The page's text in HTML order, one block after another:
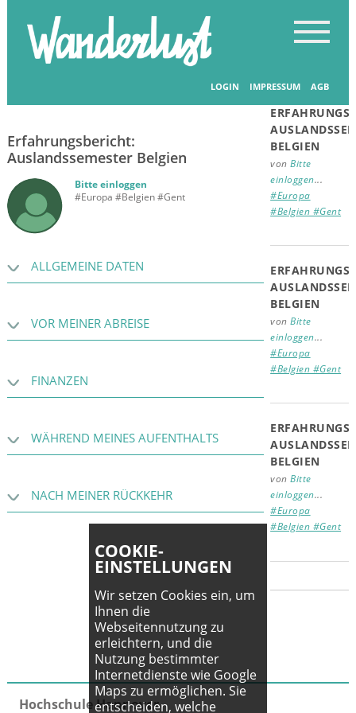
LOGIN IMPRESSUM AGB
Startseite - Erfahrungsberichte Erfahrungsberichte
Erfahrungsbericht:
Auslandssemester Belgien
Bitte einloggen
#Europa #Belgien #Gent
ALLGEMEINE DATEN
VOR MEINER ABREISE
FINANZEN
WÄHREND MEINES AUFENTHALTS
NACH MEINER RÜCKKEHR
Beiträge
BELGIEN
vonBitte
einloggen...
#Europa
#Belgien #Gent
BELGIEN
vonBitte
einloggen...
#Europa
#Belgien #Gent
BELGIEN
vonBitte
einloggen...
#Europa
#Belgien #Gent
Hochschule Hannover
COOKIE-
EINSTELLUNGEN
Wir setzen Cookies ein, um
Ihnen die
Webseitennutzung zu
erleichtern, und die
Nutzung bestimmter
Internetdienste wie Google
Maps zu ermöglichen. Sie
entscheiden, welche